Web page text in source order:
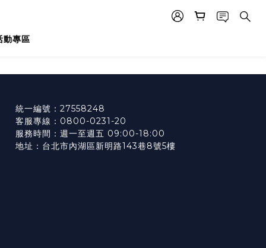
動專區
統一編號：27558248
客服專線：0800-0231-20
服務時間：週一至週五 09:00-18:00
地址：台北市內湖區新明路143巷8號5樓